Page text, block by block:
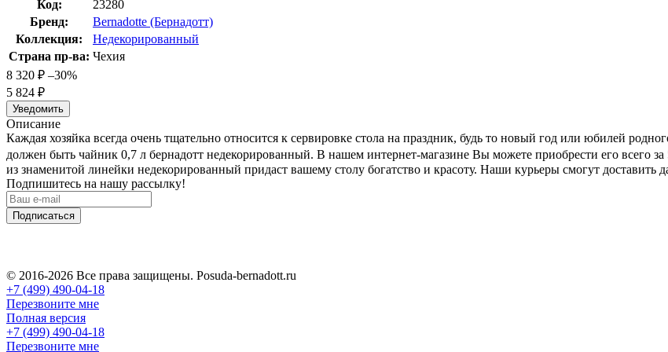
Код:
23280
Бренд:
Bernadotte (Бернадотт)
Коллекция:
Недекорированный
Страна пр-ва: Чехия
8 320 ₽ –30%
5 824 ₽
Уведомить
Описание
Каждая хозяйка всегда очень тщательно относится к сервировке стола на праздник, будь то новый год или юбилей
должен быть чайник 0,7 л бернадотт недекорированный. В нашем интернет-магазине Вы можете приобрести его всего за
из знаменитой линейки недекорированный придаст вашему столу богатство и красоту. Наши курьеры смогут
Подпишитесь на нашу рассылку!
Подписаться
© 2016-2026 Все права защищены. Posuda-bernadott.ru
+7 (499) 490-04-18
Перезвоните мне
Полная версия
+7 (499) 490-04-18
Перезвоните мне